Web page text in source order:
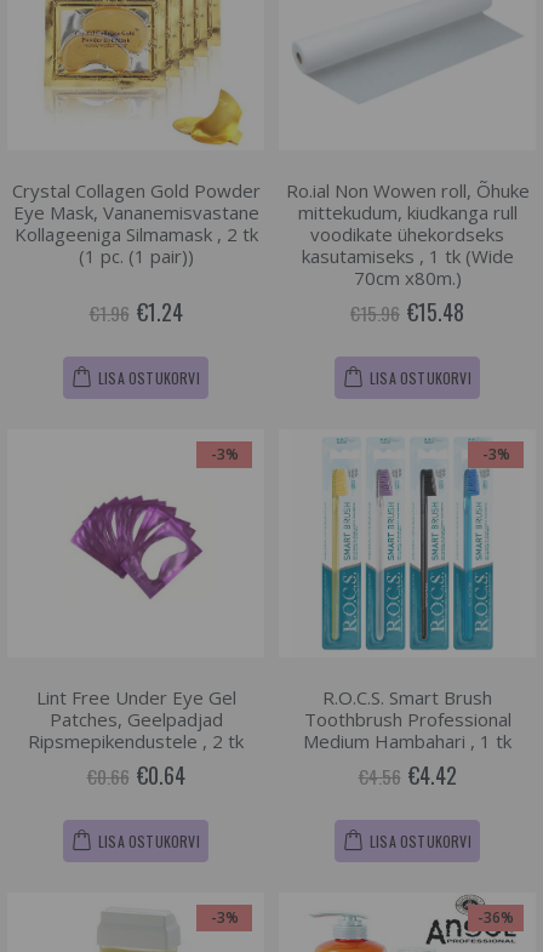
Crystal Collagen Gold Powder
Eye Mask, Vananemisvastane
Kollageeniga Silmamask , 2 tk
(1 pc. (1 pair))
€1.96 €1.24
LISA OSTUKORVI
Ro.ial Non Wowen roll, Õhuke
mittekudum, kiudkanga rull
voodikate ühekordseks
kasutamiseks , 1 tk (Wide
70cm x80m.)
€15.96 €15.48
LISA OSTUKORVI
-3%
Lint Free Under Eye Gel
Patches, Geelpadjad
Ripsmepikendustele , 2 tk
€0.66 €0.64
LISA OSTUKORVI
-3%
R.O.C.S. Smart Brush
Toothbrush Professional
Medium Hambahari , 1 tk
€4.56 €4.42
LISA OSTUKORVI
-3% -36%